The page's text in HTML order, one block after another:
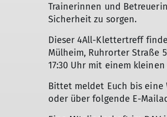
Trainerinnen und
Sicherheit zu sorgen.
Dieser 4All-Klettertreff
Mülheim, Ruhrorter Straße
17:30 Uhr mit einem
Bittet meldet Euch bis eine
oder über folgende E-